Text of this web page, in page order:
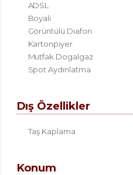
ADSL
Boyalı
Görüntülü Diafon
Kartonpiyer
Mutfak Dogalgaz
Spot Aydınlatma
Dış Özellikler
Taş Kaplama
Konum